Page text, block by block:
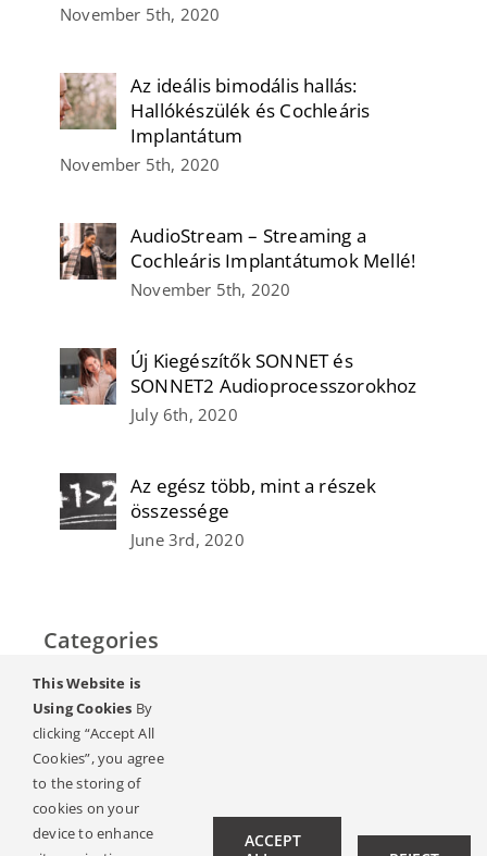
November 5th, 2020
Az ideális bimodális hallás:
Hallókészülék és Cochleáris
Implantátum
November 5th, 2020
AudioStream – Streaming a
Cochleáris Implantátumok Mellé!
November 5th, 2020
Új Kiegészítők SONNET és
SONNET2 Audioprocesszorokhoz
July 6th, 2020
Az egész több, mint a részek
összessége
June 3rd, 2020
Categories
Home
Hallás & Halláskárosodás
Magazin
This Website is
Using Cookies By
clicking “Accept All
Cookies”, you agree
to the storing of
cookies on your
device to enhance
ACCEPT